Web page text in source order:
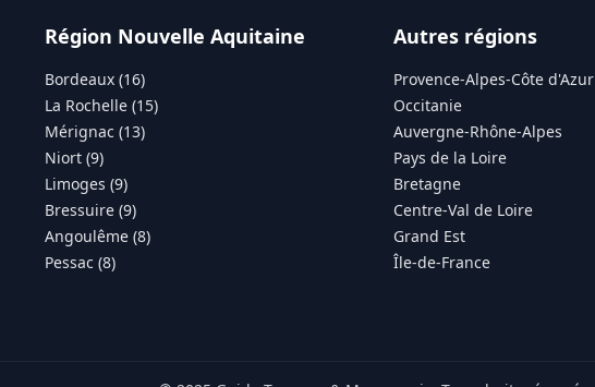
Région Nouvelle Aquitaine
Bordeaux (16)
La Rochelle (15)
Mérignac (13)
Niort (9)
Limoges (9)
Bressuire (9)
Angoulême (8)
Pessac (8)
Autres régions
Provence-Alpes-Côte d'Azur
Occitanie
Auvergne-Rhône-Alpes
Pays de la Loire
Bretagne
Centre-Val de Loire
Grand Est
Île-de-France